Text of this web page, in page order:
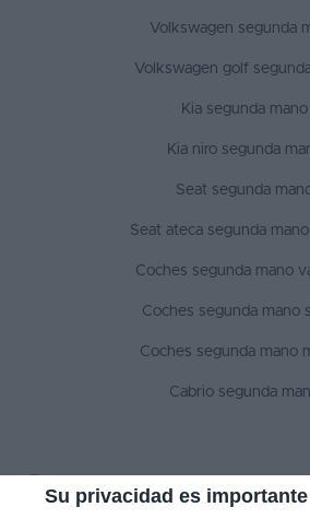
Su privacidad es
Volkswagen segunda
Volkswagen golf
Kia segunda mano
Kia niro segunda
Seat segunda
Seat ateca segunda
Coches segunda mano
Coches segunda mano
Coches segunda mano
Cabrio segunda